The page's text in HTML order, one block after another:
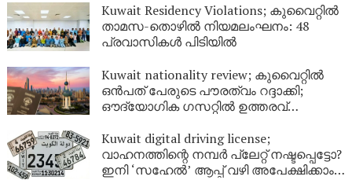
Kuwait Residency Violations; കുവൈറ്റിൽ
താമസ-തൊഴിൽ നിയമലംഘനം: 48
പ്രവാസികൾ പിടിയിൽ
Kuwait nationality review; കുവൈറ്റിൽ
ഒൻപത് പേരുടെ പൗരത്വം റദ്ദാക്കി;
ഔദ്യോഗിക ഗസറ്റിൽ ഉത്തരവ്
Kuwait digital driving license;
വാഹനത്തിന്റെ നമ്പര്‍ പ്ലേറ്റ് നഷ്ടപ്പെട്ടോ?
ഇനി ‘സഹേൽ’ ആപ്പ് വഴി അപേക്ഷിക്കാം;